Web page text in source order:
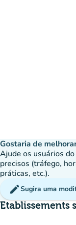
Gostaria de
Ajude os usuários
precisos (tráfego,
práticas, etc.).
editSugira uma
Etablissements